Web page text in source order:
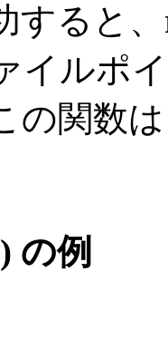
ると、
イルポ
の関数
の例